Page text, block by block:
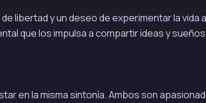
libertad y un deseo de experimentar la vida
que los impulsa a compartir ideas y
en la misma sintonía. Ambos son